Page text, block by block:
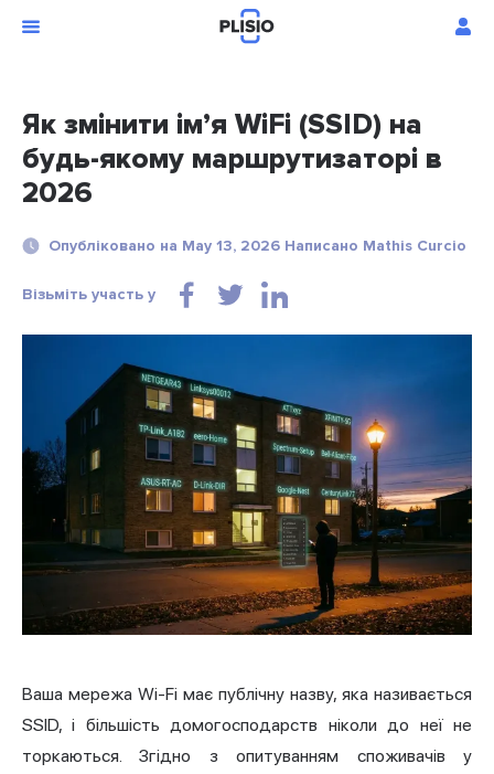
Як змінити ім’я WiFi (SSID) на
будь-якому маршрутизаторі в
2026
Опубліковано на May 13, 2026 Написано Mathis Curcio
Візьміть участь у
Ваша мережа Wi-Fi має публічну назву, яка називається
SSID, і більшість домогосподарств ніколи до неї не
торкаються. Згідно з опитуванням споживачів у